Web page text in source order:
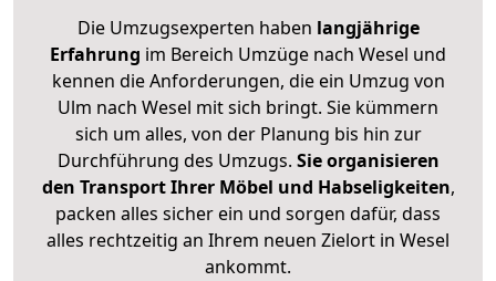
Die Umzugsexperten haben langjährige
Erfahrung im Bereich Umzüge nach Wesel und
kennen die Anforderungen, die ein Umzug von
Ulm nach Wesel mit sich bringt. Sie kümmern
sich um alles, von der Planung bis hin zur
Durchführung des Umzugs. Sie organisieren
den Transport Ihrer Möbel und Habseligkeiten,
packen alles sicher ein und sorgen dafür, dass
alles rechtzeitig an Ihrem neuen Zielort in Wesel
ankommt.